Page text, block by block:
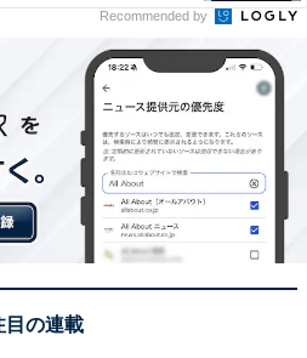
いたときパフォーマンスが衝
女性）、「TikTokでよく流れ
ビでもよく拝見した」（神奈
もが好き」（北海道／30代女
られました。
ママです
バラエティ番組、情報番組な
Recommended by
目の連載